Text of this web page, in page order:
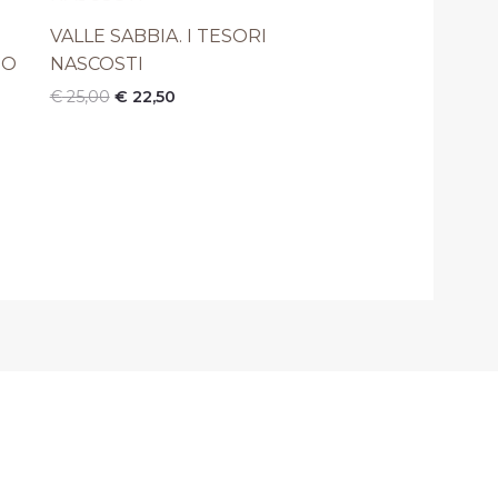
VALLE SABBIA. I TESORI
NASCOSTI
€25,00
€ 25,00.
€ 22,50
€ 22,50.